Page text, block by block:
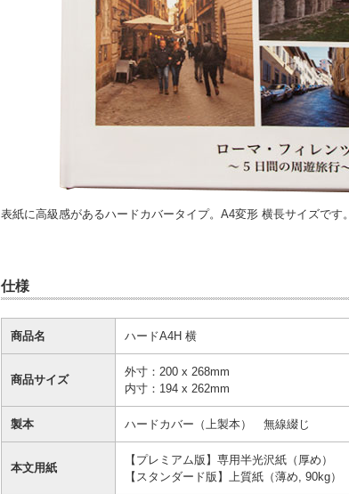
表紙に高級感があるハードカバータイプ。A4変形 横長サイズです。
仕様
商品名 ハードA4H 横
商品サイズ
外寸：200 x 268mm
内寸：194 x 262mm
製本 ハードカバー（上製本） 無線綴じ
本文用紙
【プレミアム版】専用半光沢紙（厚め）
【スタンダード版】上質紙（薄め, 90kg）